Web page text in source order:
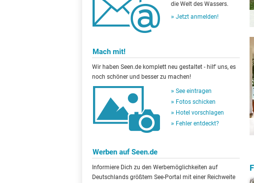
die Welt des Wassers.
Jetzt anmelden!
Mach mit!
Wir haben Seen.de komplett neu gestaltet - hilf' uns, es
noch schöner und besser zu machen!
See eintragen
Fotos schicken
Hotel vorschlagen
Fehler entdeckt?
Werben auf Seen.de
Informiere Dich zu den Werbemöglichkeiten auf
Deutschlands größtem See-Portal mit einer Reichweite